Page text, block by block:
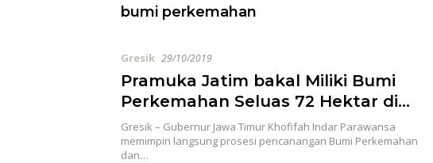
bumi perkemahan
Gresik 29/10/2019
Pramuka Jatim bakal Miliki Bumi
Perkemahan Seluas 72 Hektar di
Gresik
Gresik – Gubernur Jawa Timur Khofifah Indar Parawansa
memimpin langsung prosesi pencanangan Bumi Perkemahan
dan…